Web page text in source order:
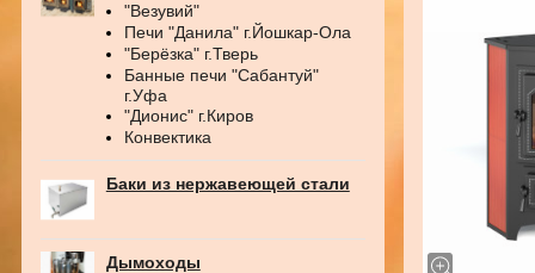
"Везувий"
Печи "Данила" г.Йошкар-Ола
"Берёзка" г.Тверь
Банные печи "Сабантуй"
г.Уфа
"Дионис" г.Киров
Конвектика
Баки из нержавеющей стали
Дымоходы